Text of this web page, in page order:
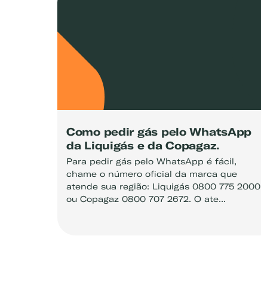
Como pedir gás pelo WhatsApp
da Liquigás e da Copagaz.
Para pedir gás pelo WhatsApp é fácil,
chame o número oficial da marca que
atende sua região: Liquigás 0800 775 2000
ou Copagaz 0800 707 2672. O ate...